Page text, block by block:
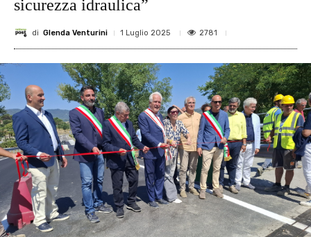
sicurezza idraulica”
di Glenda Venturini 1 Luglio 2025 2781